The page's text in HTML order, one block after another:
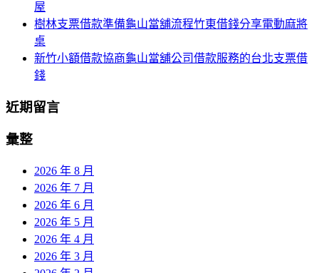
屋
樹林支票借款準備龜山當舖流程竹東借錢分享電動麻將
桌
新竹小額借款協商龜山當舖公司借款服務的台北支票借
錢
近期留言
彙整
2026 年 8 月
2026 年 7 月
2026 年 6 月
2026 年 5 月
2026 年 4 月
2026 年 3 月